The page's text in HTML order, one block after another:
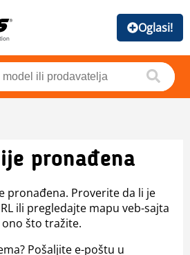
Oglasi!
pronađena
pronađena. Proverite da li je
ili pregledajte mapu veb-sajta
što tražite.
Pošaljite e-poštu u